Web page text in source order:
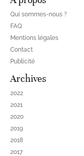
Qui sommes-nous ?
FAQ
Mentions légales
Contact
Publicité
Archives
2022
2021
2020
2019
2018
2017